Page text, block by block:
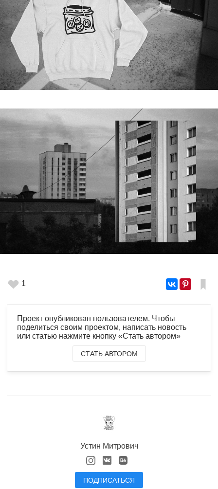
1
Проект опубликован пользователем. Чтобы
поделиться своим проектом, написать новость
или статью нажмите кнопку «Стать автором»
СТАТЬ АВТОРОМ
Устин Митрович
ПОДПИСАТЬСЯ